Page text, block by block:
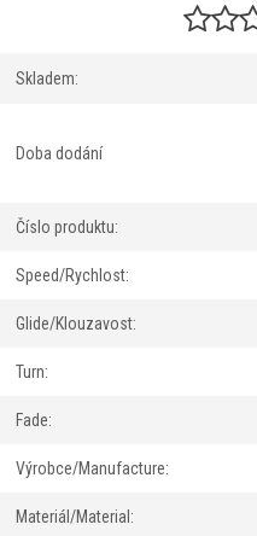
Skladem:
Doba dodání
Číslo produktu:
Speed/Rychlost:
Glide/Klouzavost:
Turn:
Fade:
Výrobce/Manufacture:
Materiál/Material: